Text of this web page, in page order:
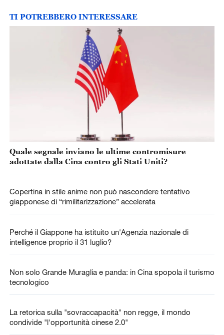
TI POTREBBERO INTERESSARE
Quale segnale inviano le ultime contromisure
adottate dalla Cina contro gli Stati Uniti?
Copertina in stile anime non può nascondere tentativo
giapponese di “rimilitarizzazione” accelerata
Perché il Giappone ha istituito un'Agenzia nazionale di
intelligence proprio il 31 luglio?
Non solo Grande Muraglia e panda: in Cina spopola il turismo
tecnologico
La retorica sulla "sovraccapacità" non regge, il mondo
condivide "l'opportunità cinese 2.0"